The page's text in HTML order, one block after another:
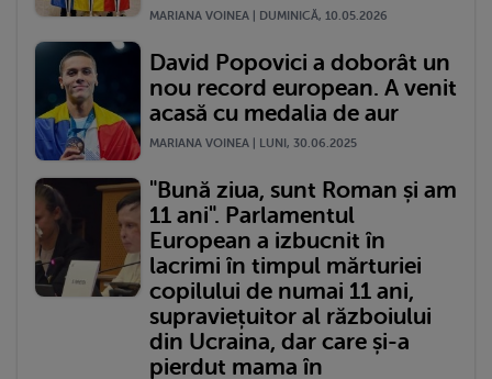
MARIANA VOINEA | DUMINICĂ, 10.05.2026
David Popovici a doborât un
nou record european. A venit
acasă cu medalia de aur
MARIANA VOINEA | LUNI, 30.06.2025
"Bună ziua, sunt Roman și am
11 ani". Parlamentul
European a izbucnit în
lacrimi în timpul mărturiei
copilului de numai 11 ani,
supraviețuitor al războiului
din Ucraina, dar care și-a
pierdut mama în